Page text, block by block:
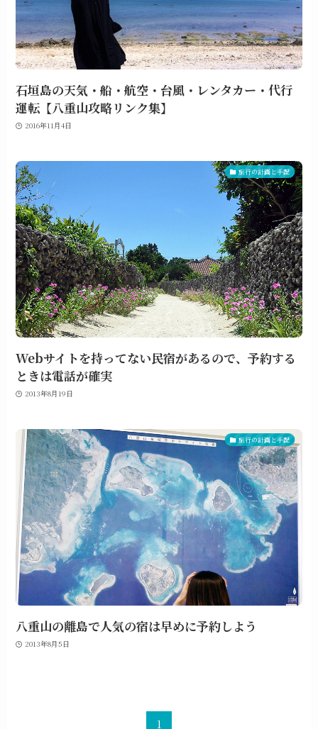
石垣島の天気・船・航空・台風・レンタカー・代行
運転【八重山攻略リンク集】
2016年11月4日
旅行の計画と手配
Webサイトを持ってない民宿があるので、予約する
ときは電話が確実
2013年8月19日
旅行の計画と手配
八重山の離島で人気の宿は早めに予約しよう
2013年8月5日
1